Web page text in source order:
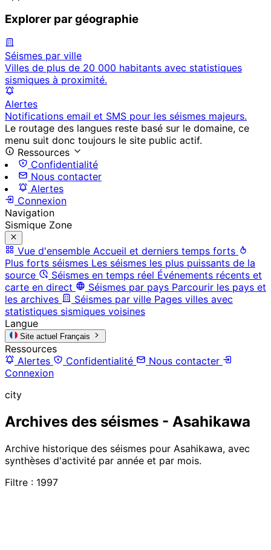
Explorer par géographie
Séismes par ville
Villes de plus de 20 000 habitants avec statistiques
sismiques à proximité.
Alertes
Notifications email et SMS pour les séismes majeurs.
Le routage des langues reste basé sur le domaine, ce
menu suit donc toujours le site public actif.
Ressources
Confidentialité
Nous contacter
Alertes
Connexion
Navigation
Sismique Zone
Vue d'ensemble Accueil et derniers temps forts
Plus forts séismes Les séismes les plus puissants de la
source
Séismes en temps réel Événements récents et
carte en direct
Séismes par pays Parcourir les pays et
les archives
Séismes par ville Pages villes avec
statistiques sismiques voisines
Langue
Site actuel Français
Ressources
Alertes
Confidentialité
Nous contacter
Connexion
city
Archives des séismes - Asahikawa
Archive historique des séismes pour Asahikawa, avec
synthèses d'activité par année et par mois.
Filtre : 1997